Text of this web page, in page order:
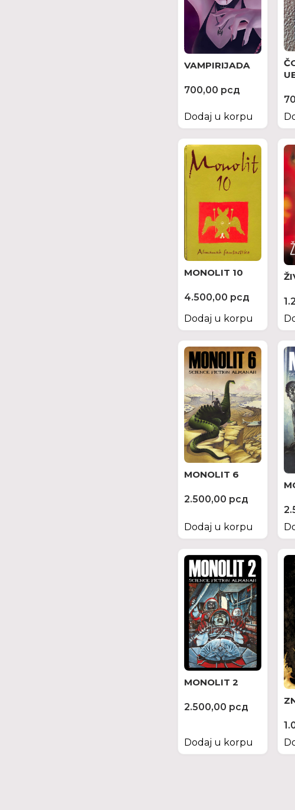
VAMPIRIJADA
700,00 рсд
Dodaj u korpu
MONOLIT 10
4.500,00 рсд
Dodaj u korpu
MONOLIT 6
2.500,00 рсд
Dodaj u korpu
MONOLIT 2
2.500,00 рсд
Dodaj u korpu